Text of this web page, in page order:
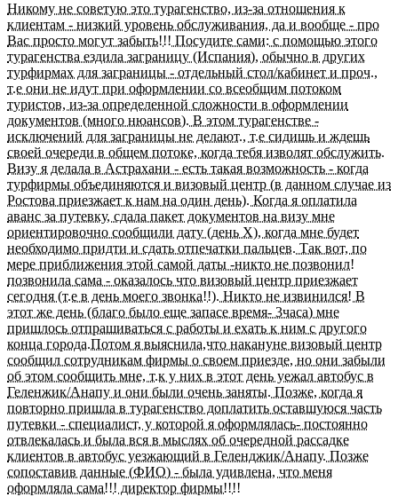
Никому не советую это турагенство, из-за отношения к
клиентам - низкий уровень обслуживания, да и вообще - про
Вас просто могут забыть!!! Посудите сами: с помощью этого
турагенства ездила заграницу (Испания), обычно в других
турфирмах для заграницы - отдельный стол/кабинет и проч.,
т.е они не идут при оформлении со всеобщим потоком
туристов, из-за определенной сложности в оформлении
документов (много нюансов). В этом турагенстве -
исключений для заграницы не делают., т.е сидишь и ждешь
своей очереди в общем потоке, когда тебя изволят обслужить.
Визу я делала в Астрахани - есть такая возможность - когда
турфирмы объединяются и визовый центр (в данном случае из
Ростова приезжает к нам на один день). Когда я оплатила
аванс за путевку, сдала пакет документов на визу мне
ориентировочно сообщили дату (день Х), когда мне будет
необходимо придти и сдать отпечатки пальцев. Так вот, по
мере приближения этой самой даты -никто не позвонил!
позвонила сама - оказалось что визовый центр приезжает
сегодня (т.е в день моего звонка!!). Никто не извинился! В
этот же день (благо было еще запасе время- 3часа) мне
пришлось отпрашиваться с работы и ехать к ним с другого
конца города.Потом я выяснила,что накануне визовый центр
сообщил сотрудникам фирмы о своем приезде, но они забыли
об этом сообщить мне, т.к у них в этот день уежал автобус в
Геленжик/Анапу и они были очень заняты. Позже, когда я
повторно пришла в турагенство доплатить оставшуюся часть
путевки - специалист, у которой я оформлялась- постоянно
отвлекалась и была вся в мыслях об очередной рассадке
клиентов в автобус уезжающий в Геленджик/Анапу. Позже
сопоставив данные (ФИО) - была удивлена, что меня
оформляла сама!!! директор фирмы!!!!